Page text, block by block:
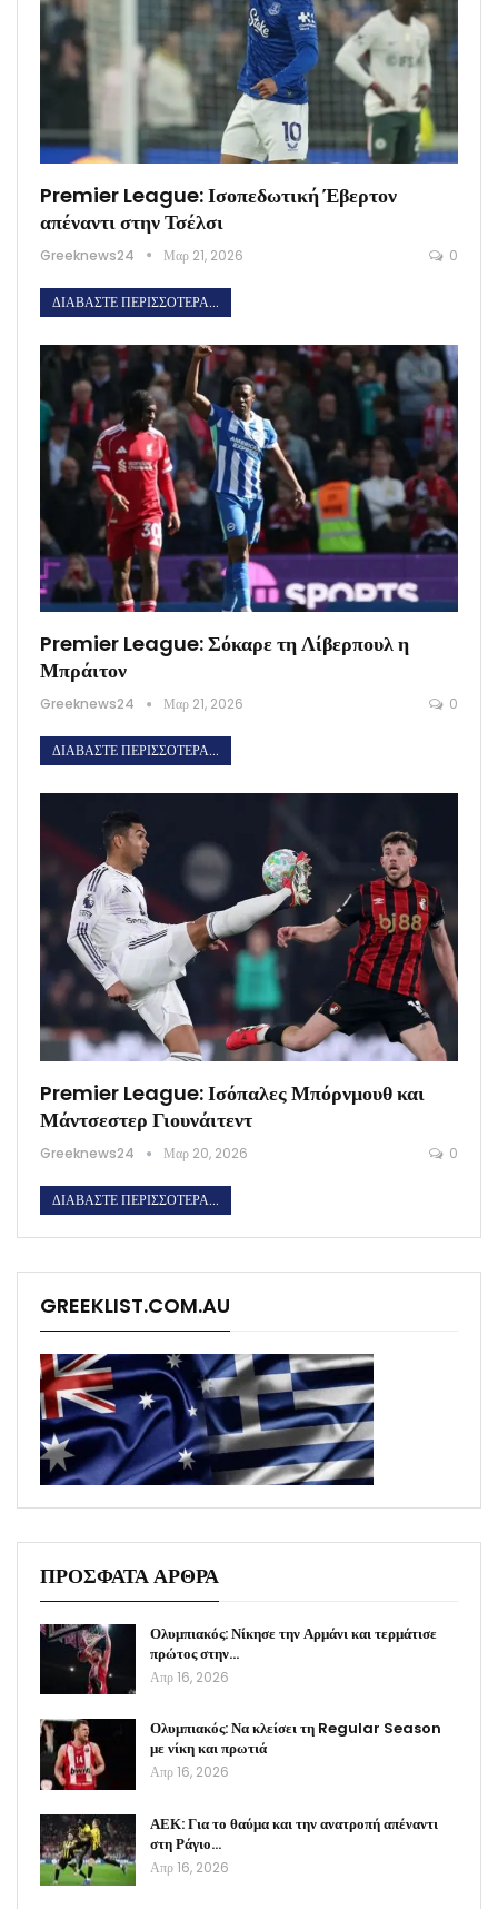
Premier League: Ισοπεδωτική Έβερτον
απέναντι στην Τσέλσι
Greeknews24 Μαρ 21, 2026 0
ΔΙΑΒΆΣΤΕ ΠΕΡΙΣΣΌΤΕΡΑ...
Premier League: Σόκαρε τη Λίβερπουλ η
Μπράιτον
Greeknews24 Μαρ 21, 2026 0
ΔΙΑΒΆΣΤΕ ΠΕΡΙΣΣΌΤΕΡΑ...
Premier League: Ισόπαλες Μπόρνμουθ και
Μάντσεστερ Γιουνάιτεντ
Greeknews24 Μαρ 20, 2026 0
ΔΙΑΒΆΣΤΕ ΠΕΡΙΣΣΌΤΕΡΑ...
GREEKLIST.COM.AU
ΠΡΟΣΦΑΤΑ ΑΡΘΡΑ
Ολυμπιακός: Νίκησε την Αρμάνι και τερμάτισε
πρώτος στην…
Απρ 16, 2026
Ολυμπιακός: Να κλείσει τη Regular Season
με νίκη και πρωτιά
Απρ 16, 2026
ΑΕΚ: Για το θαύμα και την ανατροπή απέναντι
στη Ράγιο…
Απρ 16, 2026